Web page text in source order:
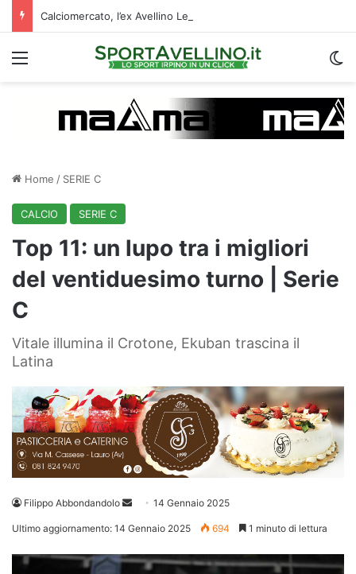
Menu
Home / SERIE C
CALCIO SERIE C
Top 11: un lupo tra i migliori
del ventiduesimo turno | Serie
C
Vitale illumina il Crotone, Ekuban trascina il
Latina
Filippo Abbondandolo
Invia 14 Gennaio 2025
Ultimo aggiornamento: 14 Gennaio 2025 694 1 minuto di lettura